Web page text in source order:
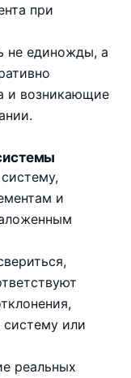
при
не единожды, а
и возникающие
и
или
реальных